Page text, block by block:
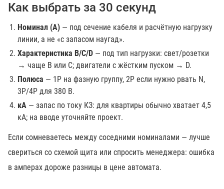
Как выбрать за 30 секунд
Номинал (А) — под сечение кабеля и расчётную нагрузку
линии, а не «с запасом наугад».
Характеристика B/C/D — под тип нагрузки: свет/розетки
→ чаще B или C; двигатели с жёстким пуском → D.
Полюса — 1P на фазную группу, 2P если нужно рвать N,
3P/4P для 380 В.
кА — запас по току КЗ: для квартиры обычно хватает 4,5
кА; на вводе уточняйте проект.
Если сомневаетесь между соседними номиналами — лучше
свериться со схемой щита или спросить менеджера: ошибка
в амперах дороже разницы в цене автомата.